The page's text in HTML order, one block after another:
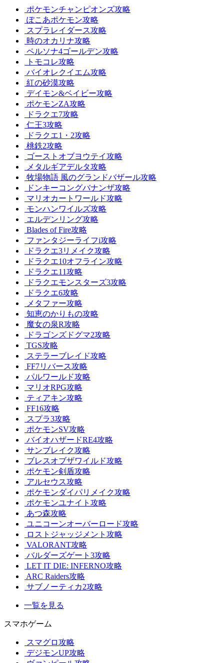
ポケモンチャンピオンズ攻略
ぽこあポケモン攻略
スプラレイダース攻略
時のオカリナ攻略
ペルソナ4ゴールデン攻略
トモコレ攻略
バイオレクイエム攻略
紅の砂漠攻略
デイモン&ベイビー攻略
ポケモンZA攻略
ドラクエ7攻略
仁王3攻略
ドラクエ1・2攻略
桃鉄2攻略
ゴーストオブヨウテイ攻略
メタルギアデルタ攻略
牧場物語 風のグランドバザール攻略
ドンキーコングバナンザ攻略
マリオカートワールド攻略
モンハンワイルズ攻略
エルデンリング攻略
Blades of Fire攻略
ファンタジーライフi攻略
ドラクエ3リメイク攻略
ドラクエ10オフライン攻略
ドラクエ11攻略
ドラクエモンスターズ3攻略
ドラクエ6攻略
メタファー攻略
知恵のかりもの攻略
魔女の泉R攻略
ドラゴンズドグマ2攻略
TGS攻略
ステラーブレイド攻略
FF7リバース攻略
パルワールド攻略
マリオRPG攻略
ティアキン攻略
FF16攻略
スプラ3攻略
ポケモンSV攻略
バイオハザードRE4攻略
サンブレイク攻略
ブレスオブザワイルド攻略
ポケモン剣盾攻略
アルセウス攻略
ポケモンダイパリメイク攻略
ポケモンユナイト攻略
あつ森攻略
ユニコーンオーバーロード攻略
ロストジャッジメント攻略
VALORANT攻略
バルダーズゲート3攻略
LET IT DIE: INFERNO攻略
ARC Raiders攻略
サブノーティカ2攻略
一覧を見る
スマホゲーム
スマグロ攻略
デジモンUP攻略